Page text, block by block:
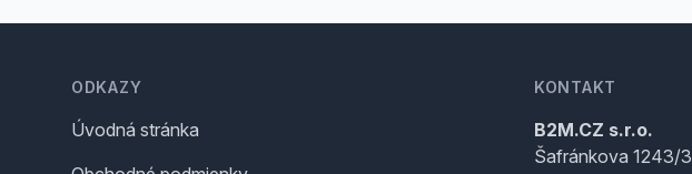
ODKAZY
Úvodná stránka
KONTAKT
B2M.CZ s.r.o.
Šafránkova 1243/3